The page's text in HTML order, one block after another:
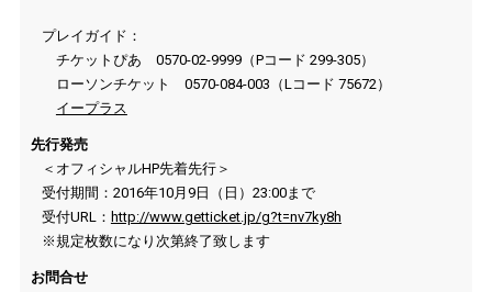
プレイガイド：
チケットぴあ 0570-02-9999（Pコード 299-305）
ローソンチケット 0570-084-003（Lコード 75672）
イープラス
先行発売
＜オフィシャルHP先着先行＞
受付期間：2016年10月9日（日）23:00まで
受付URL： http://www.getticket.jp/g?t=nv7ky8h
※規定枚数になり次第終了致します
お問合せ